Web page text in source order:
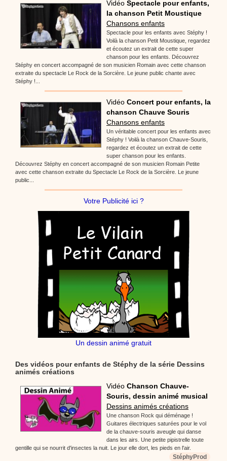
Vidéo Spectacle pour enfants,
la chanson Petit Moustique
Chansons enfants
Spectacle pour les enfants avec Stéphy !
Voilà la chanson Petit Moustique, regardez
et écoutez un extrait de cette super
chanson pour les enfants. Découvrez
Stéphy en concert accompagné de son musicien Romain avec cette chanson
extraite du spectacle Le Rock de la Sorcière. Le jeune public chante avec
Stéphy !...
Vidéo Concert pour enfants, la
chanson Chauve Souris
Chansons enfants
Un véritable concert pour les enfants avec
Stéphy ! Voilà la chanson Chauve-Souris,
regardez et écoutez un extrait de cette
super chanson pour les enfants.
Découvrez Stéphy en concert accompagné de son musicien Romain Petite
avec cette chanson extraite du Spectacle Le Rock de la Sorcière. Le jeune
public...
Votre Publicité ici ?
Un dessin animé gratuit
Des vidéos pour enfants de Stéphy de la série Dessins
animés créations
Vidéo Chanson Chauve-
Souris, dessin animé musical
Dessins animés créations
Une chanson Rock qui déménage !
Guitares électriques saturées pour le vol
de la chauve-souris aveugle qui danse
dans les airs. Une petite pipistrelle toute
gentille qui se nourrit d'insectes la nuit. Le jour elle dort, les pieds en l'air.
StéphyProd